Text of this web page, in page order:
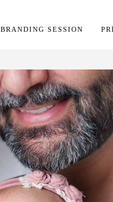
BRANDING SESSION